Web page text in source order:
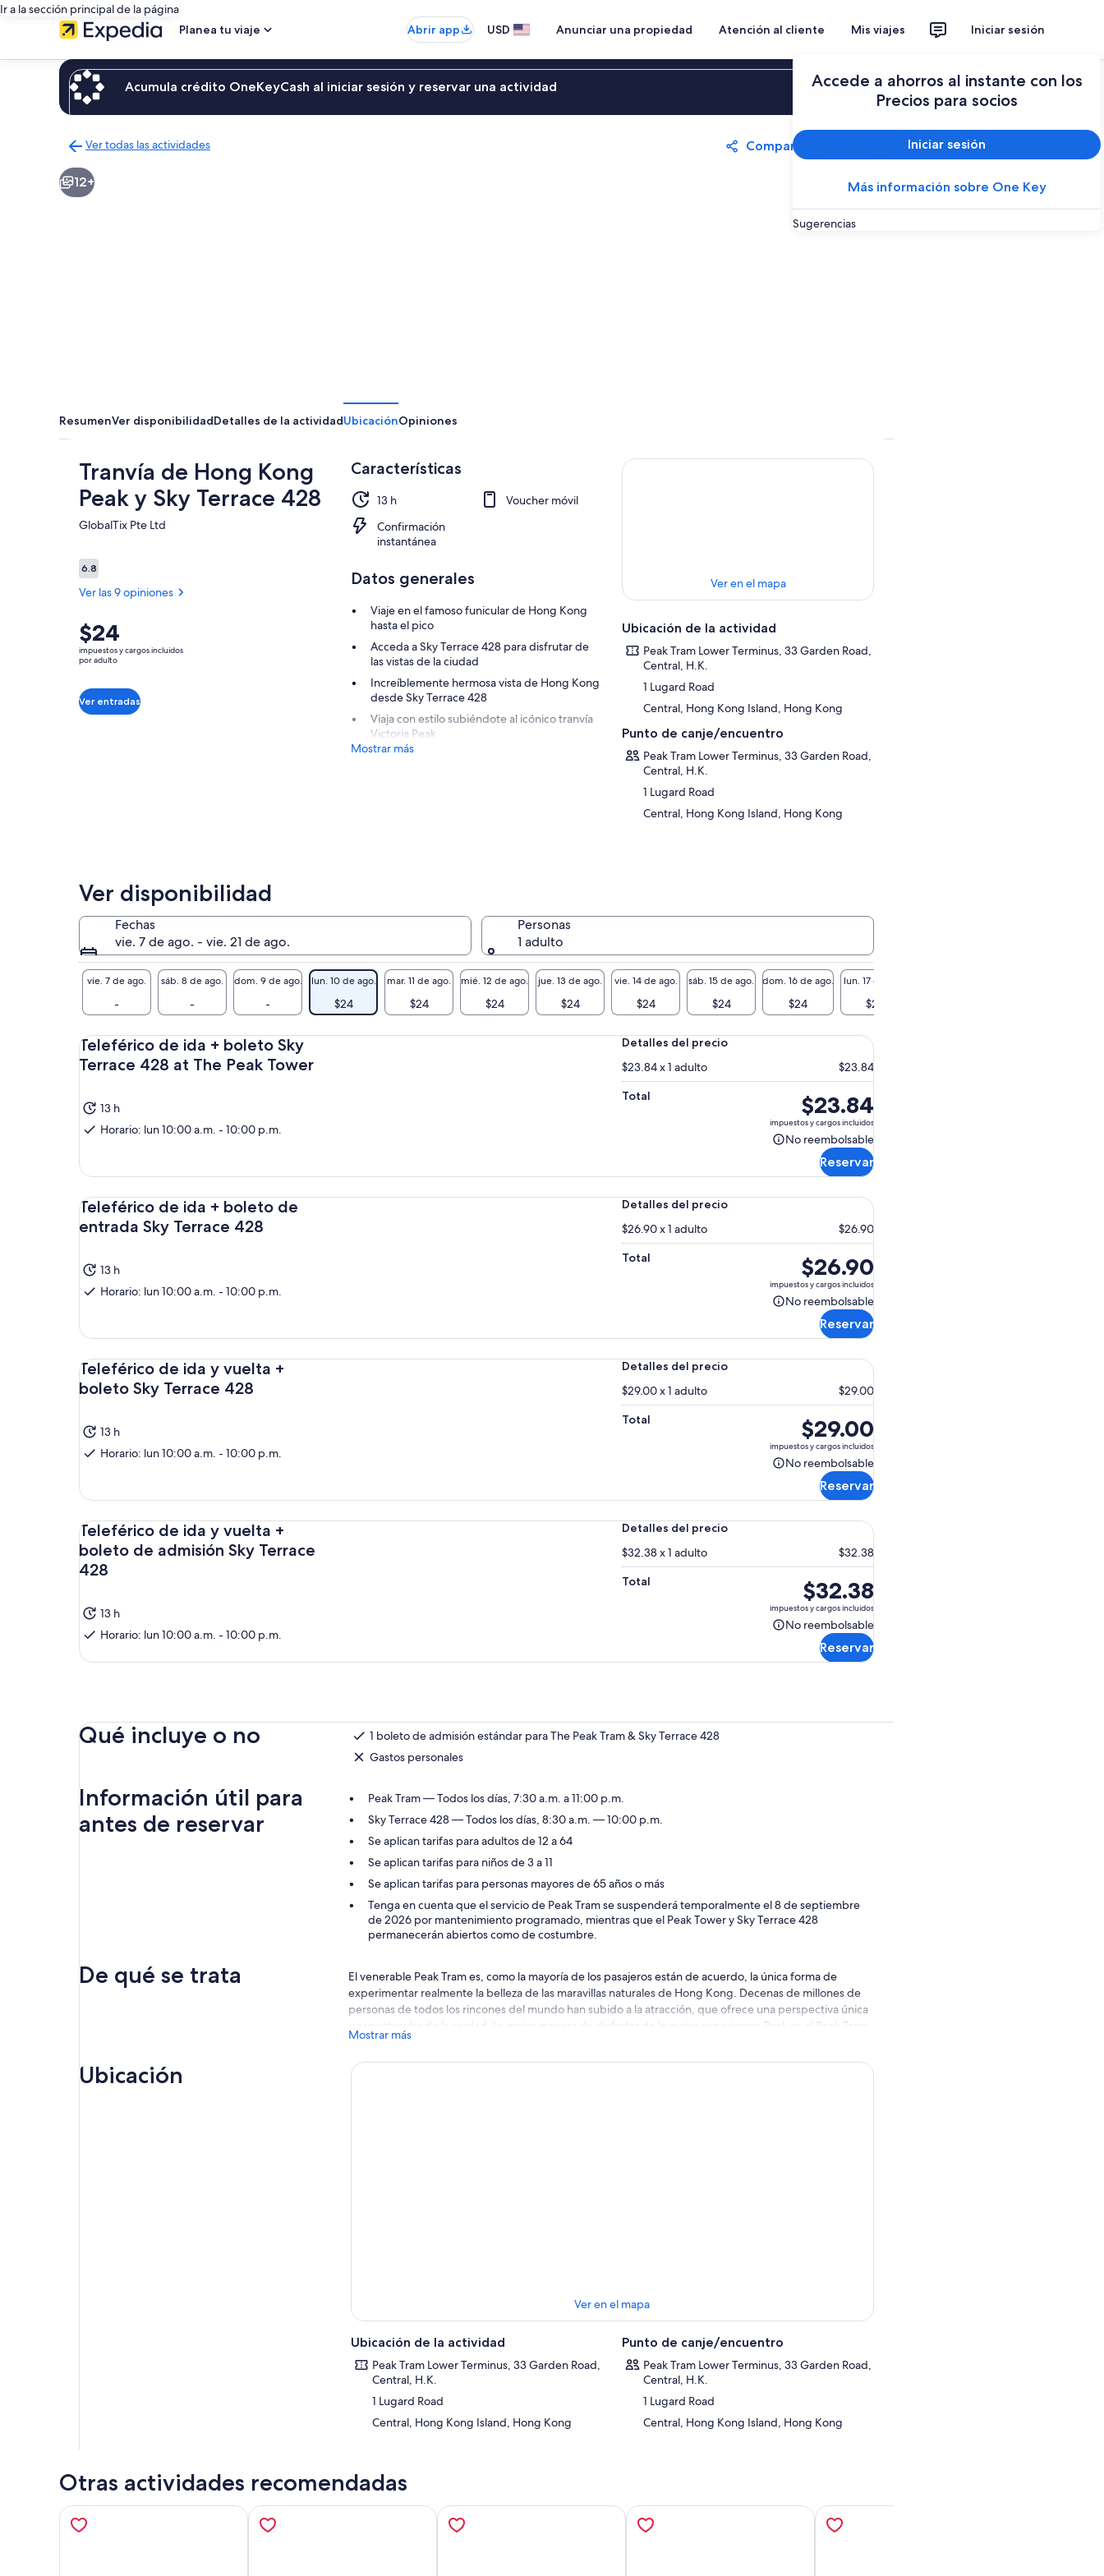
Ir a la sección principal de la página
Planea tu viaje
Abrir app USD Anunciar una propiedad Atención al cliente Mis viajes Iniciar sesión
Accede a ahorros al instante con los
Precios para socios
Iniciar sesión
Más información sobre One Key
Sugerencias
Acumula crédito OneKeyCash al iniciar sesión y reservar una actividad Iniciar sesión
Ver todas las actividades
a
la
Compartir
12+
ResumenVer disponibilidadDetalles de la actividadUbicaciónOpiniones
Tranvía de Hong Kong
Peak y Sky Terrace 428
GlobalTix Pte Ltd​
Opiniones
6.86.8 de 10,
Ver las 9 opiniones
6.86.8 de 10
Ver 9
opiniones
El
precio
es
$24.
por
$24
impuestos y cargos incluidos
por adulto
Ver entradas
Características
13 h
Voucher móvil
Confirmación
instantánea
Datos generales
Viaje en el famoso funicular de Hong Kong
hasta el pico
Acceda a Sky Terrace 428 para disfrutar de
las vistas de la ciudad
Increíblemente hermosa vista de Hong Kong
desde Sky Terrace 428
Viaja con estilo subiéndote al icónico tranvía
Victoria Peak
Mostrar más
Ver en el mapa
Ubicación de la actividad
Peak Tram Lower Terminus, 33 Garden Road,
Central, H.K.
1 Lugard Road
Central, Hong Kong Island, Hong Kong
Punto de canje/encuentro
Peak Tram Lower Terminus, 33 Garden Road,
Central, H.K.
1 Lugard Road
Central, Hong Kong Island, Hong Kong
Ver disponibilidad
Fechas
vie. 7 de ago. - vie. 21 de ago.
Personas
1 adulto
vie. 7 de ago.
-
sáb. 8 de ago.
-
dom. 9 de ago.
-
lun. 10 de ago.
$24
mar. 11 de ago.
$24
mié. 12 de ago.
$24
jue. 13 de ago.
$24
vie. 14 de ago.
$24
sáb. 15 de ago.
$24
dom. 16 de ago.
$24
lun. 17 de ago.
$24
Teleférico de ida + boleto Sky
Terrace 428 at The Peak Tower
13 h
Horario: lun 10:00 a.m. - 10:00 p.m.
Detalles del precio
$23.84 x 1 adulto
$23.84
Total
El
precio
es
$23.84.
$23.84
impuestos y cargos incluidos
No reembolsable
No
reembolsableReservar
Teleférico de ida + boleto de
entrada Sky Terrace 428
13 h
Horario: lun 10:00 a.m. - 10:00 p.m.
Detalles del precio
$26.90 x 1 adulto
$26.90
Total
El
precio
es
$26.90.
$26.90
impuestos y cargos incluidos
No reembolsable
No
reembolsableReservar
Teleférico de ida y vuelta +
boleto Sky Terrace 428
13 h
Horario: lun 10:00 a.m. - 10:00 p.m.
Detalles del precio
$29.00 x 1 adulto
$29.00
Total
El
precio
es
$29.00.
$29.00
impuestos y cargos incluidos
No reembolsable
No
reembolsableReservar
Teleférico de ida y vuelta +
boleto de admisión Sky Terrace
428
13 h
Horario: lun 10:00 a.m. - 10:00 p.m.
Detalles del precio
$32.38 x 1 adulto
$32.38
Total
El
precio
es
$32.38.
$32.38
impuestos y cargos incluidos
No reembolsable
No
reembolsableReservar
Qué incluye o no
1 boleto de admisión estándar para The Peak Tram & Sky Terrace 428
Gastos personales
Información útil para
antes de reservar
Peak Tram — Todos los días, 7:30 a.m. a 11:00 p.m.
Sky Terrace 428 — Todos los días, 8:30 a.m. — 10:00 p.m.
Se aplican tarifas para adultos de 12 a 64
Se aplican tarifas para niños de 3 a 11
Se aplican tarifas para personas mayores de 65 años o más
Tenga en cuenta que el servicio de Peak Tram se suspenderá temporalmente el 8 de septiembre
de 2026 por mantenimiento programado, mientras que el Peak Tower y Sky Terrace 428
permanecerán abiertos como de costumbre.
De qué se trata
El venerable Peak Tram es, como la mayoría de los pasajeros están de acuerdo, la única forma de
experimentar realmente la belleza de las maravillas naturales de Hong Kong. Decenas de millones de
personas de todos los rincones del mundo han subido a la atracción, que ofrece una perspectiva única
y espectacular de la ciudad. La mejor manera de disfrutar de la mejor experiencia Peak es el Peak Tram
Sky Pass, que le ofrece disfrutar de un viaje en el famoso Peak Tram y las fabulosas vistas panorámicas
de Hong Kong desde el Sky Terrace 428, viendo en Hong Kong.
Mostrar más
Ubicación
Ver en el mapa
Ubicación de la actividad
Peak Tram Lower Terminus, 33 Garden Road,
Central, H.K.
1 Lugard Road
Central, Hong Kong Island, Hong Kong
Punto de canje/encuentro
Peak Tram Lower Terminus, 33 Garden Road,
Central, H.K.
1 Lugard Road
Central, Hong Kong Island, Hong Kong
Otras actividades recomendadas